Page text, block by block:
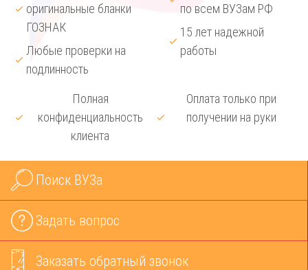
оригинальные бланки
ГОЗНАК
Любые проверки на
подлинность
по всем ВУЗам РФ
15 лет надежной
работы
Полная
конфиденциальность
клиента
Оплата только при
получении на руки
Поиск ВУЗа
Задать вопрос
Заказать обратный звонок